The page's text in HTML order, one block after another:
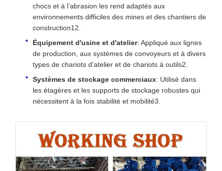
chocs et à l’abrasion les rend adaptés aux
environnements difficiles des mines et des chantiers de
construction12.
Équipement d'usine et d'atelier: Appliqué aux lignes
de production, aux systèmes de convoyeurs et à divers
types de chariots d'atelier et de chariots à outils2.
Systèmes de stockage commerciaux: Utilisé dans
les étagères et les supports de stockage robustes qui
nécessitent à la fois stabilité et mobilité3.